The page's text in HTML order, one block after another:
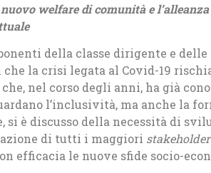
welfare di comunità e
della classe dirigente e
la crisi legata al Covid-19
nel corso degli anni, ha già
l’inclusività, ma anche la
si è discusso della necessità di
di tutti i maggiori stakeholder
efficacia le nuove sfide socio-